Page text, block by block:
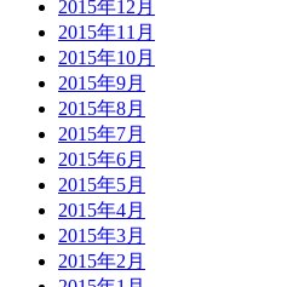
2015年12月
2015年11月
2015年10月
2015年9月
2015年8月
2015年7月
2015年6月
2015年5月
2015年4月
2015年3月
2015年2月